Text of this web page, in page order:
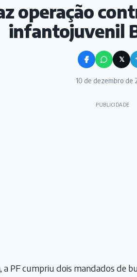
operação
infantojuvenil
𝕏
10 de dezembro de
PUBLICIDADE
PF cumpriu dois mandados de